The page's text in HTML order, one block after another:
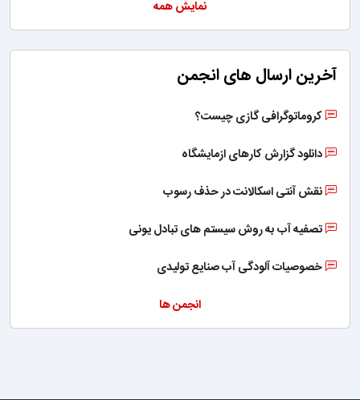
نمایش همه
آخرین ارسال های انجمن
کروماتوگرافی گازی چیست؟
دانلود گزارش کارهای ازمایشگاه
نقش آنتی اسکالانت در حذف رسوب
تصفیه آب به روش سیستم های تبادل یونی
خصوصیات آلودگی آب صنایع تولیدی
انجمن ها